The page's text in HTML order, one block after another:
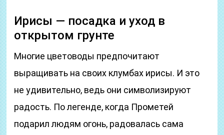
Ирисы — посадка и уход в
открытом грунте
Многие цветоводы предпочитают
выращивать на своих клумбах ирисы. И это
не удивительно, ведь они символизируют
радость. По легенде, когда Прометей
подарил людям огонь, радовалась сама